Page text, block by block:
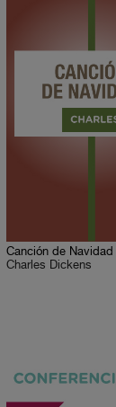
Canción de Navidad
Charles Dickens